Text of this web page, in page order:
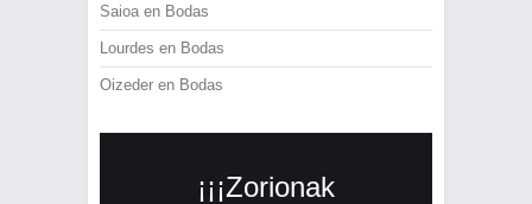
Saioa en Bodas
Lourdes en Bodas
Oizeder en Bodas
¡¡¡Zorionak